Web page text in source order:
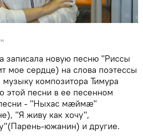
записала новую песню "Риссы
сердце) на слова поэтессы
композитора Тимура
этой песни в ее песенном
песни - "Ныхас мæймæ"
"Я живу как хочу",
южанин) и другие.